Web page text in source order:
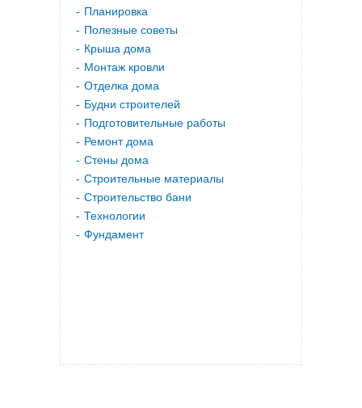
Планировка
Полезные советы
Крыша дома
Монтаж кровли
Отделка дома
Будни строителей
Подготовительные работы
Ремонт дома
Стены дома
Строительные материалы
Строительство бани
Технологии
Фундамент